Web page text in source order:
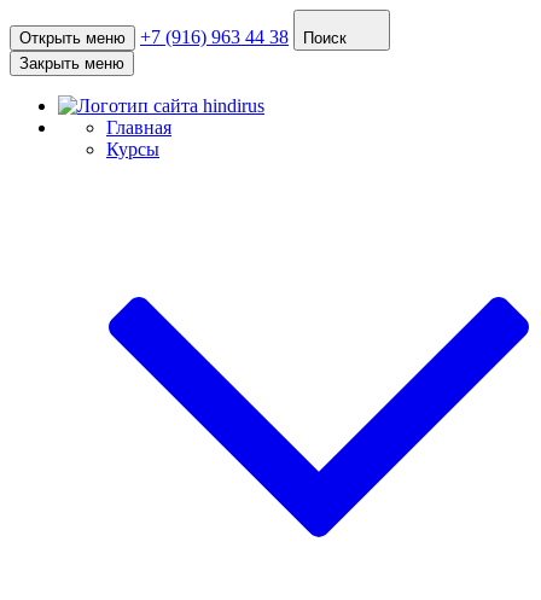
Открыть меню +7 (916) 963 44 38
Поиск
Закрыть меню
Главная
Курсы